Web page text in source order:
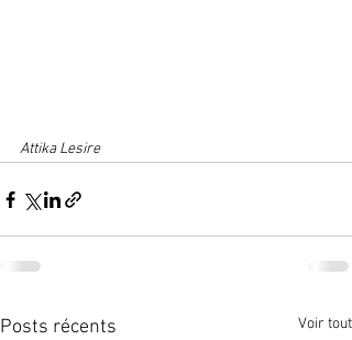
Attika Lesire
Posts récents Voir tout